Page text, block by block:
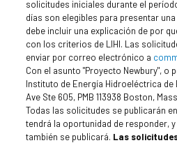
solicitudes iniciales durante el
días son elegibles para presentar
debe incluir una explicación de por
con los criterios de LIHI. Las
enviar por correo electrónico a
Con el asunto "Proyecto Newbury",
Instituto de Energía Hidroeléctrica
Ave Ste 605, PMB 113938 Boston,
Todas las solicitudes se publicarán
tendrá la oportunidad de responder,
también se publicará. Las